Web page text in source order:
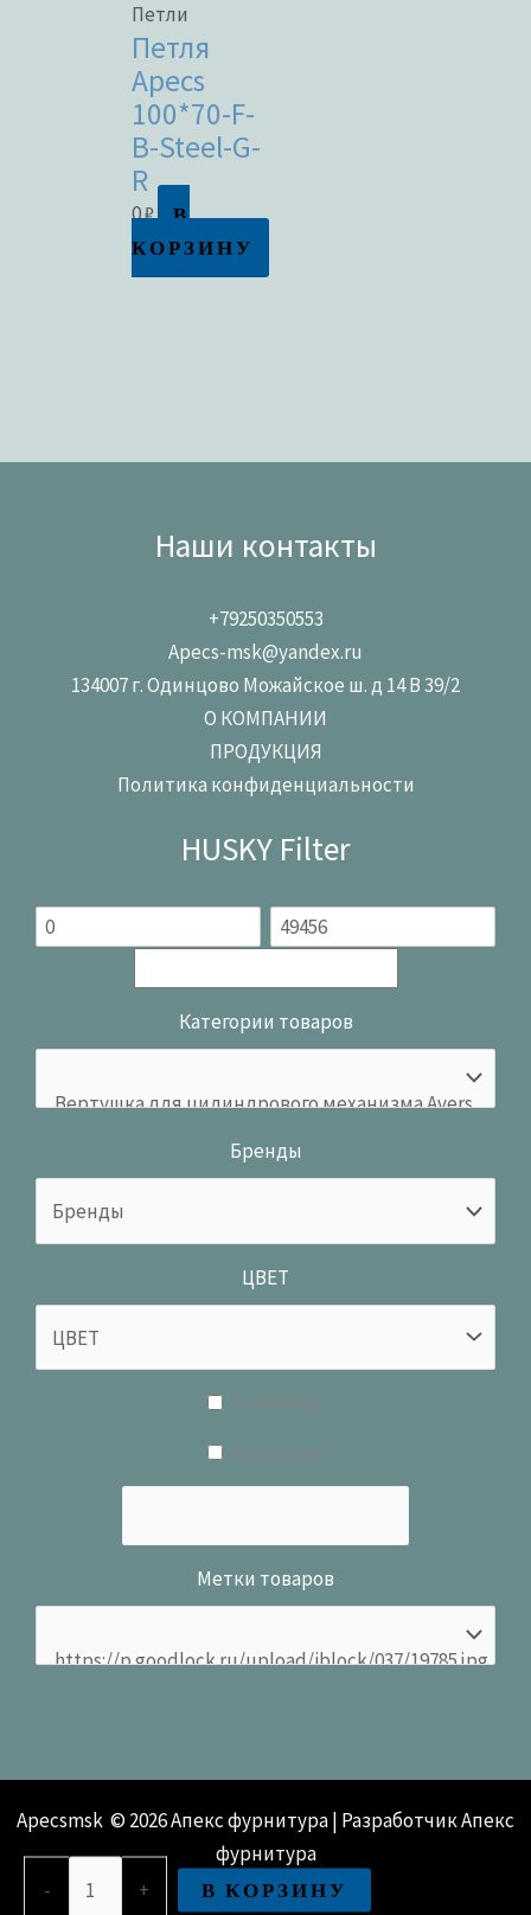
Петли
Петля
Apecs
100*70-F-
B-Steel-G-
R
0₽
В
КОРЗИНУ
Наши контакты
+79250350553
Apecs-msk@yandex.ru
134007 г. Одинцово Можайское ш. д 14 В 39/2
О КОМПАНИИ
ПРОДУКЦИЯ
Политика конфиденциальности
HUSKY Filter
Категории товаров
Бренды
ЦВЕТ
Метки товаров
Apecsmsk © 2026 Апекс фурнитура | Разработчик Апекс
фурнитура
-
+ В КОРЗИНУ